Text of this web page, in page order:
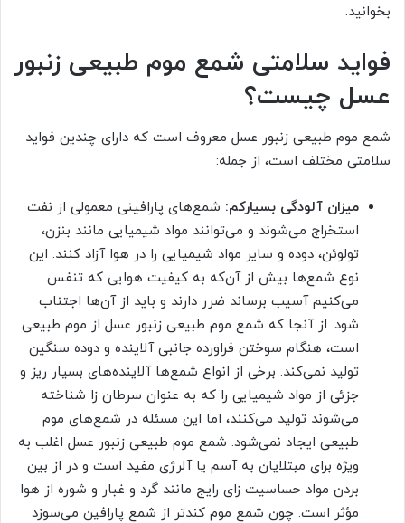
بخوانید.
فواید سلامتی شمع موم طبیعی زنبور
عسل چیست؟
شمع موم طبیعی زنبور عسل معروف است که دارای چندین فواید
سلامتی مختلف است، از جمله:
میزان آلودگی بسیارکم: شمع‌های پارافینی معمولی از نفت
استخراج می‌شوند و می‌توانند مواد شیمیایی مانند بنزن،
تولوئن، دوده و سایر مواد شیمیایی را در هوا آزاد کنند. این
نوع شمع‌ها بیش از آن‌که به کیفیت هوایی که تنفس
می‌کنیم آسیب برساند ضرر دارند و باید از آن‌ها اجتناب
شود. از آنجا که شمع موم طبیعی زنبور عسل از موم طبیعی
است، هنگام سوختن فراورده جانبی آلاینده و دوده سنگین
تولید نمی‌کند. برخی از انواع شمع‌ها آلاینده‌های بسیار ریز و
جزئی از مواد شیمیایی را که به عنوان سرطان زا شناخته
می‌شوند تولید می‌کنند، اما این مسئله در شمع‌های موم
طبیعی ایجاد نمی‌شود. شمع موم طبیعی زنبور عسل اغلب به
ویژه برای مبتلایان به آسم یا آلرژی مفید است و در از بین
بردن مواد حساسیت زای رایج مانند گرد و غبار و شوره از هوا
مؤثر است. چون شمع موم کندتر از شمع پارافین می‌سوزد